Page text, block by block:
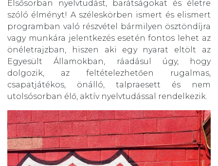
Elsősorban nyelvtudást, barátságokat és életre
szóló élményt! A széleskörben ismert és elismert
programban való részvétel bármilyen ösztöndíjra
vagy munkára jelentkezés esetén fontos lehet az
önéletrajzban, hiszen aki egy nyarat eltölt az
Egyesült Államokban, ráadásul úgy, hogy
dolgozik, az feltételezhetően rugalmas,
csapatjátékos, önálló, talpraesett és nem
utolsósorban élő, aktív nyelvtudással rendelkezik.